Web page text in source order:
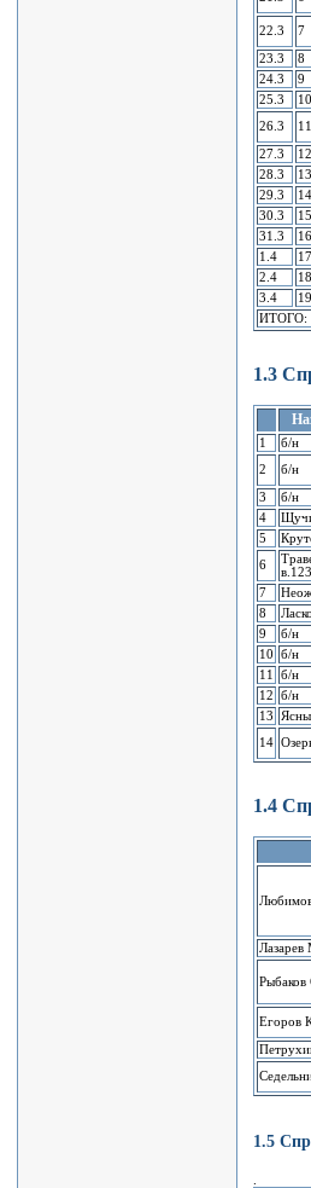
22.3 7
23.3 8
24.3
9
25.3
10
26.3
11
27.3 12
28.3
13
29.3
14
30.3
15
31.3
16
1.4
17
2.4
18
3.4
19
ИТОГО:
1.3
1 б/н
2
б/н
3 б/н
4
5
6
7
8
9
б/н
10
б/н
11
б/н
12
б/н
13
14
1.4
Лазаpев
Рыбаков
Егоров
1.5